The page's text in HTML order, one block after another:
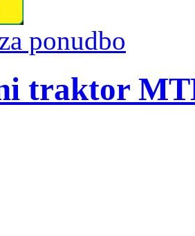
ponudbo
traktor